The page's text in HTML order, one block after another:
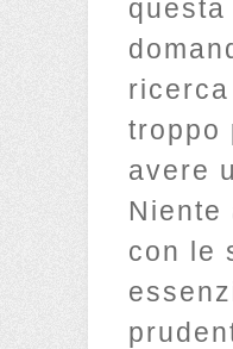
troppo
avere
Niente
con le